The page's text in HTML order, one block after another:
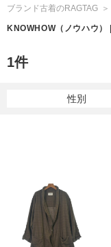
ブランド古着のRAGTAG
KNOWHOW（ノウハウ）
1件
性別